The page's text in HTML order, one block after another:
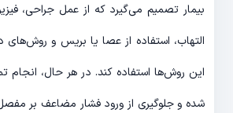
بیمار تصمیم می‌گیرد که از عمل جراحی،
التهاب، استفاده از عصا یا بریس و روش‌های
این روش‌ها استفاده کند. در هر حال، انجام
شده و جلوگیری از ورود فشار مضاعف بر